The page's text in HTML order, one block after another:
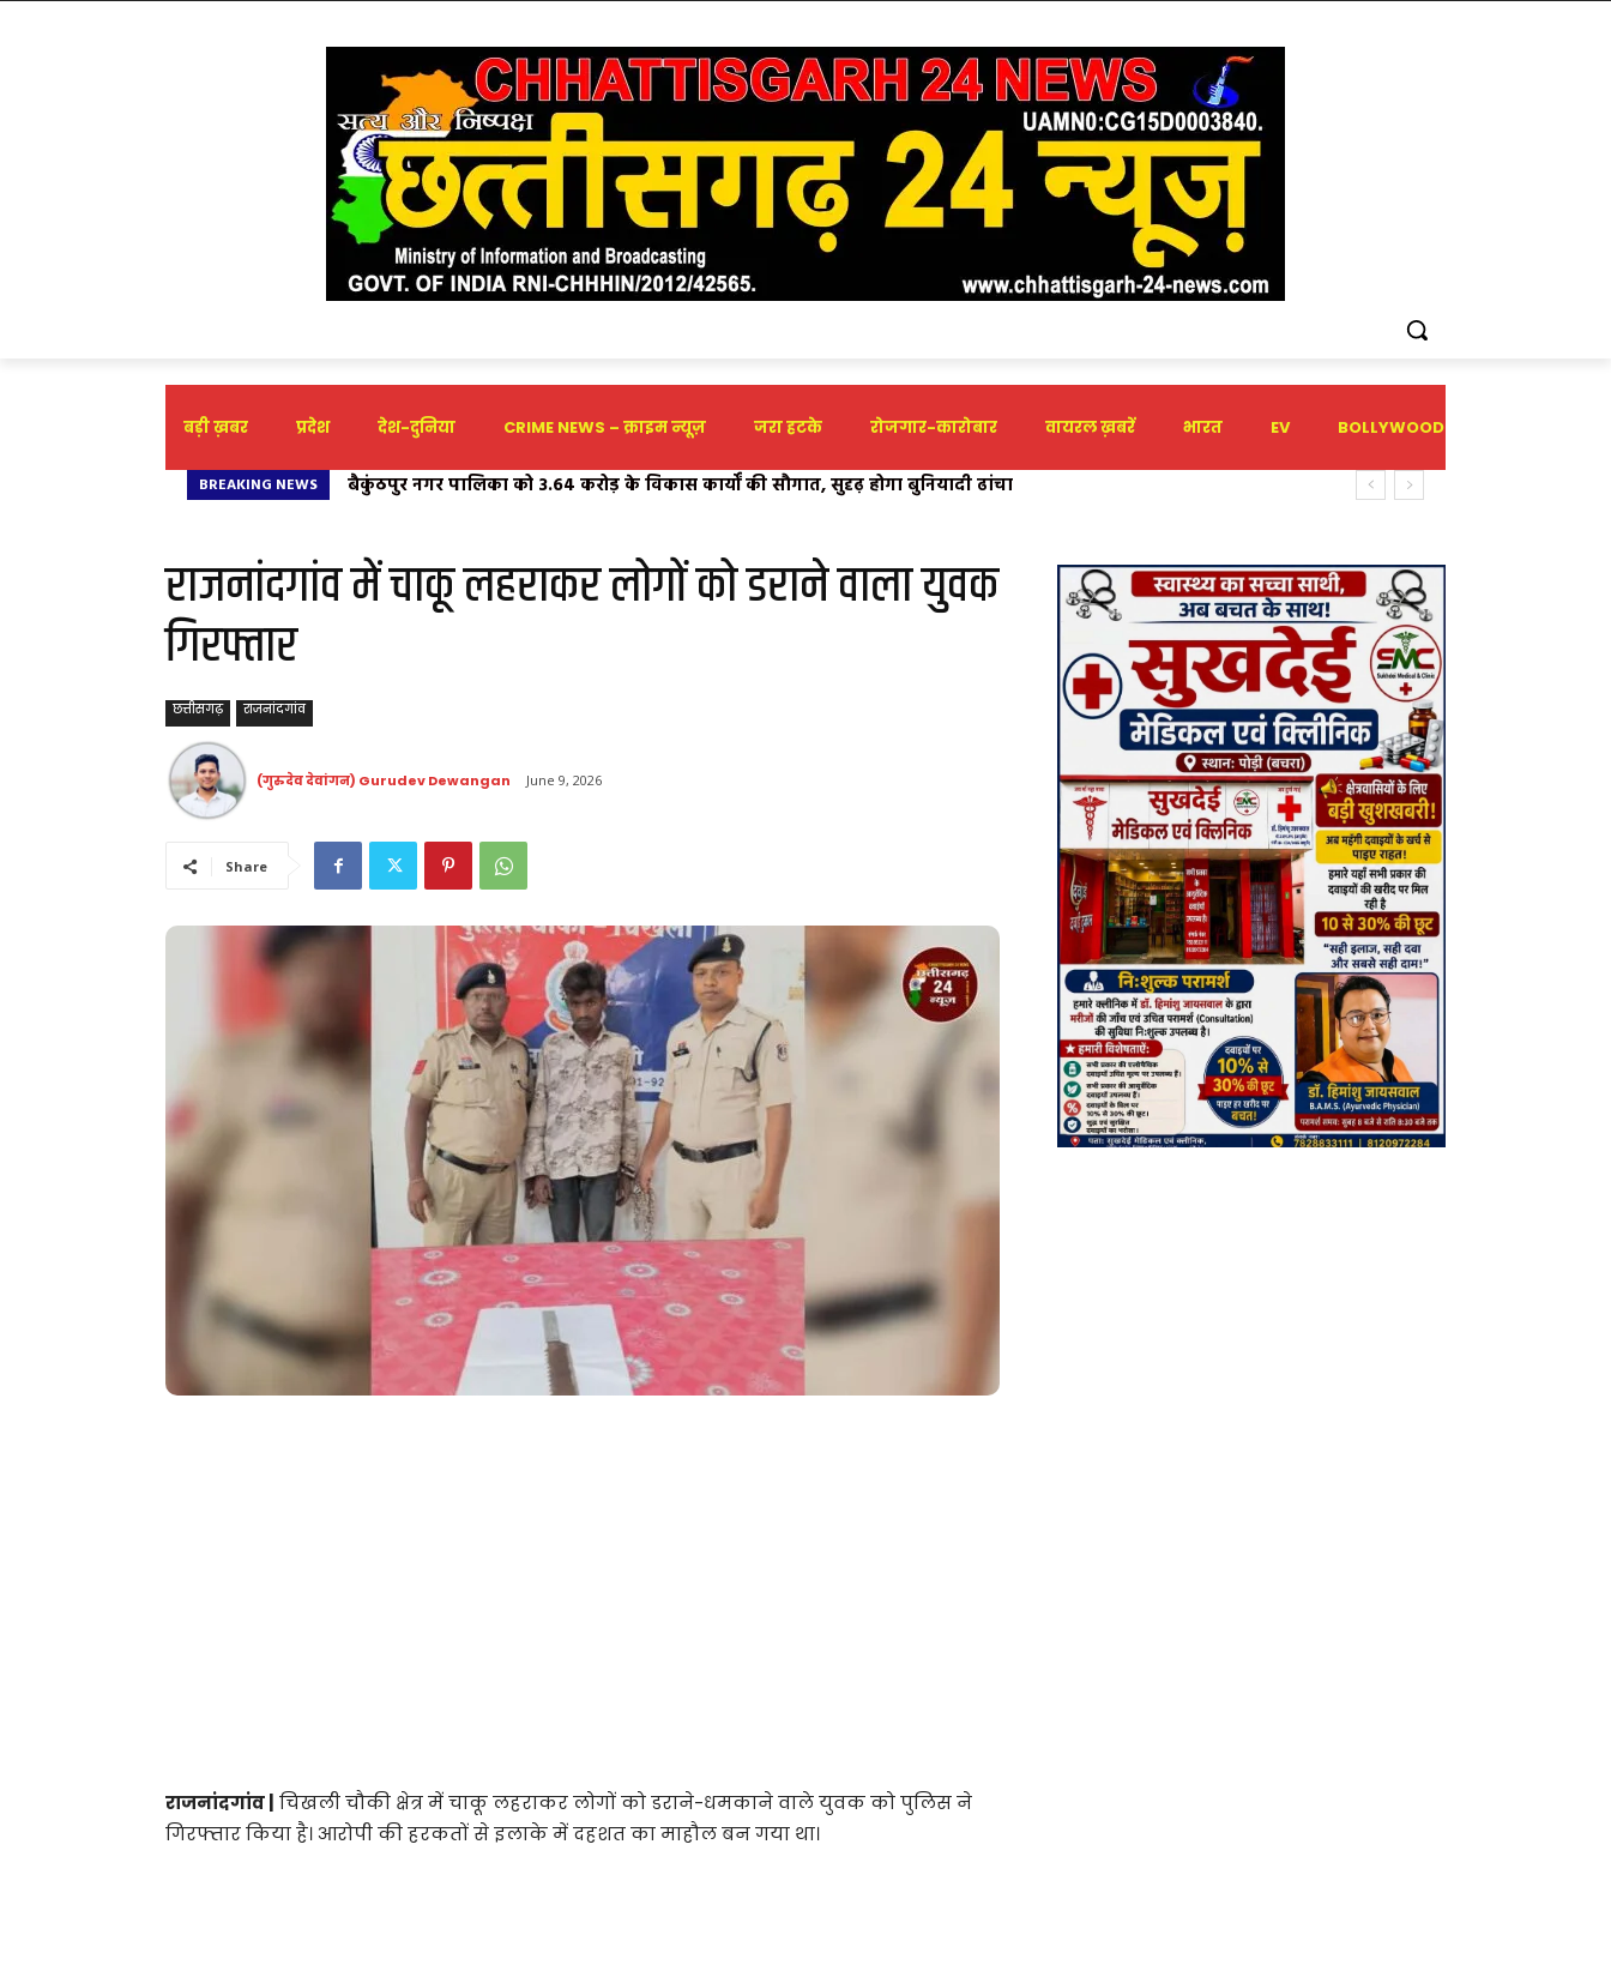
बड़ी ख़बर प्रदेश देश-दुनिया CRIME NEWS – क्राइम न्यूज़ जरा हटके रोजगार-कारोबार वायरल ख़बरें भारत EV BOLLYWOOD
BREAKING NEWS बैकुंठपुर नगर पालिका को ₹3.64 करोड़ के विकास कार्यों की सौगात, सुदृढ़ होगा बुनियादी ढांचा
राजनांदगांव में चाकू लहराकर लोगों को डराने वाला युवक
गिरफ्तार
छत्तीसगढ़ राजनांदगांव
(गुरुदेव देवांगन) Gurudev Dewangan June 9, 2026
Share
राजनांदगांव | चिखली चौकी क्षेत्र में चाकू लहराकर लोगों को डराने-धमकाने वाले युवक को पुलिस ने
गिरफ्तार किया है। आरोपी की हरकतों से इलाके में दहशत का माहौल बन गया था।